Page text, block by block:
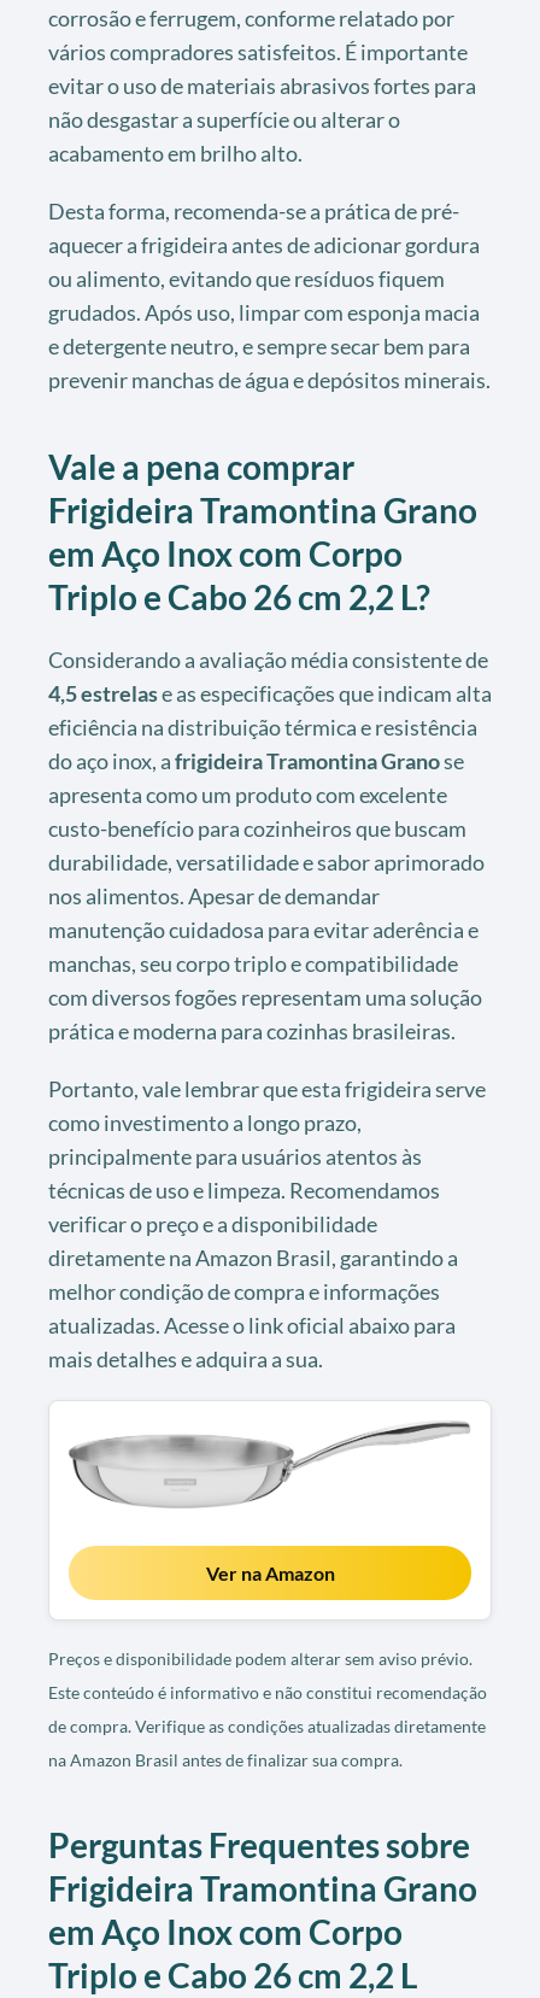
corrosão e ferrugem, conforme relatado por
vários compradores satisfeitos. É importante
evitar o uso de materiais abrasivos fortes para
não desgastar a superfície ou alterar o
acabamento em brilho alto.
Desta forma, recomenda-se a prática de pré-
aquecer a frigideira antes de adicionar gordura
ou alimento, evitando que resíduos fiquem
grudados. Após uso, limpar com esponja macia
e detergente neutro, e sempre secar bem para
prevenir manchas de água e depósitos minerais.
Vale a pena comprar
Frigideira Tramontina Grano
em Aço Inox com Corpo
Triplo e Cabo 26 cm 2,2 L?
Considerando a avaliação média consistente de
4,5 estrelase as especificações que indicam alta
eficiência na distribuição térmica e resistência
do aço inox, afrigideira Tramontina Granose
apresenta como um produto com excelente
custo-benefício para cozinheiros que buscam
durabilidade, versatilidade e sabor aprimorado
nos alimentos. Apesar de demandar
manutenção cuidadosa para evitar aderência e
manchas, seu corpo triplo e compatibilidade
com diversos fogões representam uma solução
prática e moderna para cozinhas brasileiras.
Portanto, vale lembrar que esta frigideira serve
como investimento a longo prazo,
principalmente para usuários atentos às
técnicas de uso e limpeza. Recomendamos
verificar o preço e a disponibilidade
diretamente na Amazon Brasil, garantindo a
melhor condição de compra e informações
atualizadas. Acesse o link oficial abaixo para
mais detalhes e adquira a sua.
Ver na Amazon
Preços e disponibilidade podem alterar sem aviso prévio.
Este conteúdo é informativo e não constitui recomendação
de compra. Verifique as condições atualizadas diretamente
na Amazon Brasil antes de finalizar sua compra.
Perguntas Frequentes sobre
Frigideira Tramontina Grano
em Aço Inox com Corpo
Triplo e Cabo 26 cm 2,2 L